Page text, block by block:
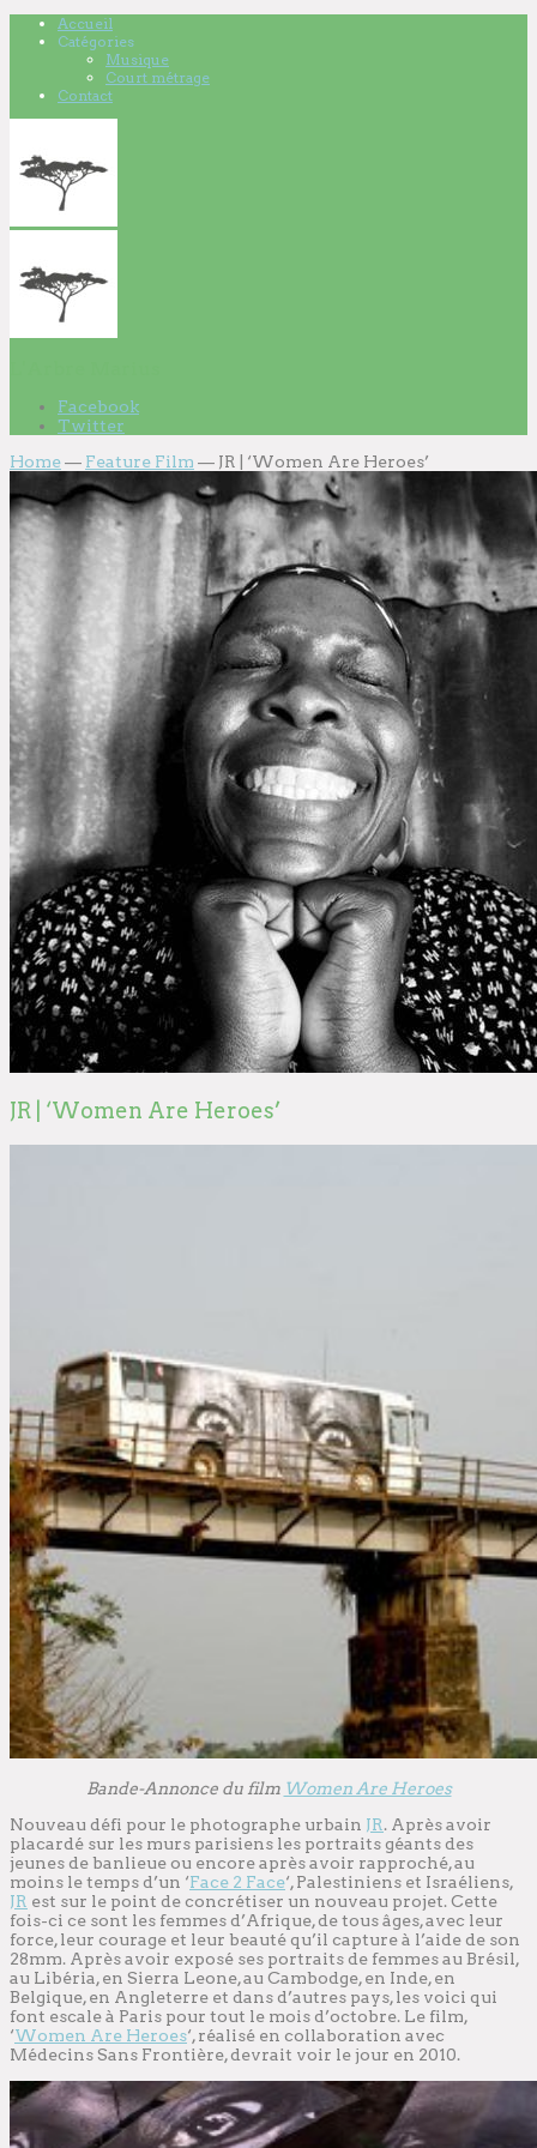
Accueil
Catégories
Musique
Court métrage
Contact
Facebook
Twitter
Home— Feature Film — JR | ‘Women Are Heroes’
JR | ‘Women Are Heroes’
Bande-Annonce du film Women Are Heroes
Nouveau défi pour le photographe urbain JR. Après avoir
placardé sur les murs parisiens les portraits géants des
jeunes de banlieue ou encore après avoir rapproché, au
moins le temps d’un ‘Face 2 Face‘, Palestiniens et Israéliens,
JR est sur le point de concrétiser un nouveau projet. Cette
fois-ci ce sont les femmes d’Afrique, de tous âges, avec leur
force, leur courage et leur beauté qu’il capture à l’aide de son
28mm. Après avoir exposé ses portraits de femmes au Brésil,
au Libéria, en Sierra Leone, au Cambodge, en Inde, en
Belgique, en Angleterre et dans d’autres pays, les voici qui
font escale à Paris pour tout le mois d’octobre. Le film,
‘Women Are Heroes‘, réalisé en collaboration avec
Médecins Sans Frontière, devrait voir le jour en 2010.